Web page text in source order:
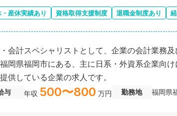
産休実績あり 資格取得支援制度 退職金制度あり
会計スペシャリストとして、企業の会計業務
岡県福岡市にある、主に日系・外資系企業向
供している企業の求人です。
与 年収 500〜800 万円 勤務地 福岡県